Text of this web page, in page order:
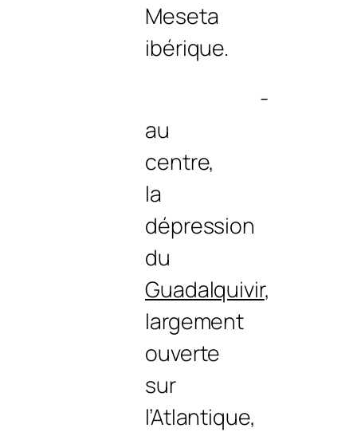
Meseta
ibérique.
‑
au
centre,
la
dépression
du
Guadalquivir,
largement
ouverte
sur
l’Atlantique,